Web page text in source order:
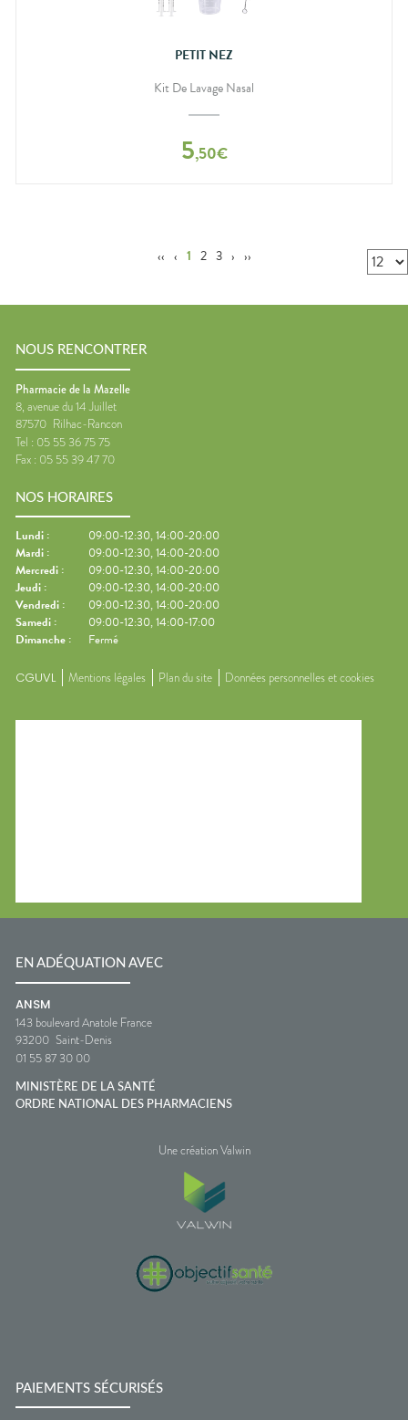
PETIT NEZ
Kit De Lavage Nasal
5,50€
‹‹ ‹ 1 2 3 › ››
NOUS RENCONTRER
Pharmacie de la Mazelle
8, avenue du 14 Juillet
87570 Rilhac-Rancon
Tel : 05 55 36 75 75
Fax : 05 55 39 47 70
NOS HORAIRES
Lundi :
09:00-12:30, 14:00-20:00
Mardi :
09:00-12:30, 14:00-20:00
Mercredi :
09:00-12:30, 14:00-20:00
Jeudi :
09:00-12:30, 14:00-20:00
Vendredi :
09:00-12:30, 14:00-20:00
Samedi :
09:00-12:30, 14:00-17:00
Dimanche : Fermé
CGUVL Mentions légales Plan du site Données personnelles et cookies
EN ADÉQUATION AVEC
ANSM
143 boulevard Anatole France
93200 Saint-Denis
01 55 87 30 00
MINISTÈRE DE LA SANTÉ
ORDRE NATIONAL DES PHARMACIENS
Une création Valwin
PAIEMENTS SÉCURISÉS